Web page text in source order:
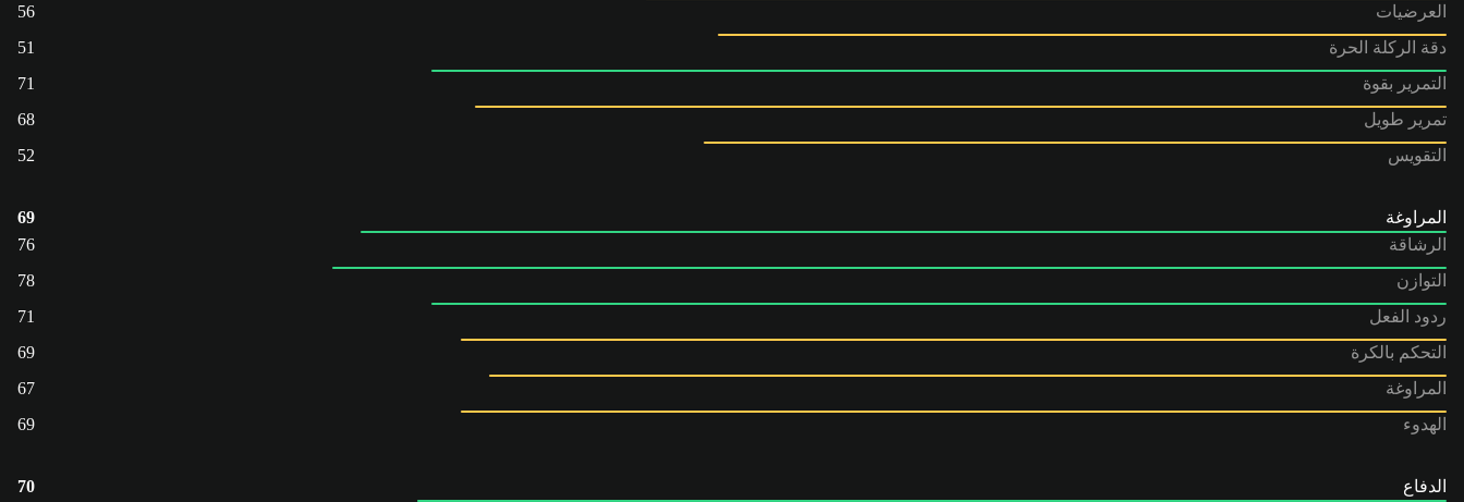
العرضيات
56
دقة الركلة الحرة
51
التمرير بقوة
71
تمرير طويل
68
التقويس
52
المراوغة
69
الرشاقة
76
التوازن
78
ردود الفعل
71
التحكم بالكرة
69
المراوغة
67
الهدوء
69
الدفاع
70